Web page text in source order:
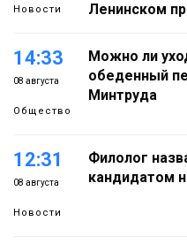
Новости
Ленинском
14:33
08 августа
Общество
Можно ли
обеденный
Минтруда
12:31
08 августа
Новости
Филолог
кандидатом